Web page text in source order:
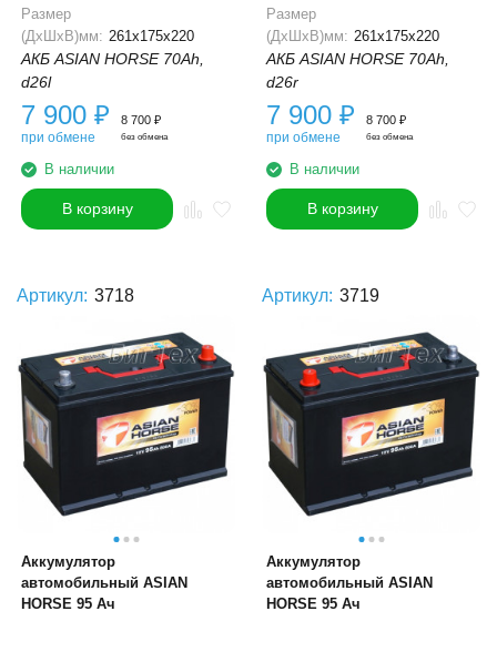
Размер
(ДхШхВ)мм: 261x175x220
АКБ ASIAN HORSE 70Ah,
d26l
7 900 ₽
при обмене
8 700 ₽
без обмена
В наличии
В корзину
Размер
(ДхШхВ)мм: 261x175x220
АКБ ASIAN HORSE 70Ah,
d26r
7 900 ₽
при обмене
8 700 ₽
без обмена
В наличии
В корзину
Артикул: 3718
Аккумулятор
автомобильный ASIAN
HORSE 95 Ач
Артикул: 3719
Аккумулятор
автомобильный ASIAN
HORSE 95 Ач